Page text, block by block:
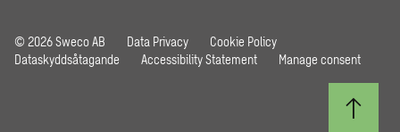
© 2026 Sweco AB Data Privacy
Cookie Policy
Dataskyddsåtagande
Accessibility Statement Manage consent